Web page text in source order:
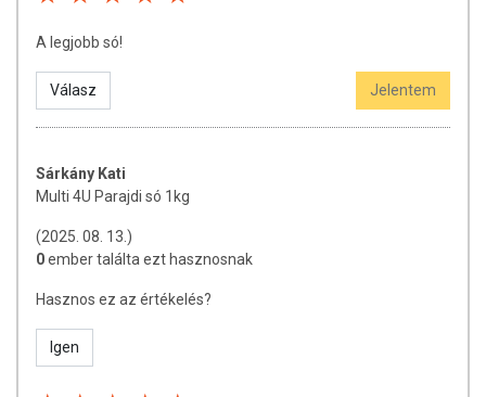
A legjobb só!
Válasz Jelentem
Sárkány Kati
Multi 4U Parajdi só 1kg
(2025. 08. 13.)
0ember találta ezt hasznosnak
Hasznos ez az értékelés?
Igen